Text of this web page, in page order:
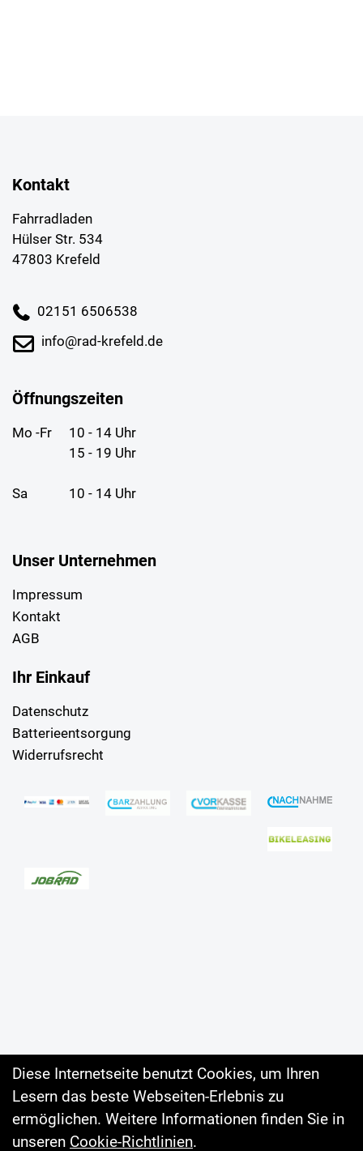
Kontakt
Fahrradladen
Hülser Str. 534
47803 Krefeld
02151 6506538
info@rad-krefeld.de
Öffnungszeiten
Mo -Fr
10 - 14 Uhr
15 - 19 Uhr
Sa 10 - 14 Uhr
Unser Unternehmen
Impressum
Kontakt
AGB
Ihr Einkauf
Datenschutz
Batterieentsorgung
Widerrufsrecht
Diese Internetseite benutzt Cookies, um Ihren
Lesern das beste Webseiten-Erlebnis zu
ermöglichen. Weitere Informationen finden Sie in
unseren Cookie-Richtlinien.
Auftrag widerrufen